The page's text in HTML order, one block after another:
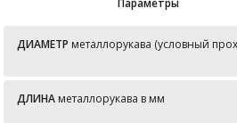
ДИАМЕТР металлорукава (условный
ДЛИНАметаллорукава в мм